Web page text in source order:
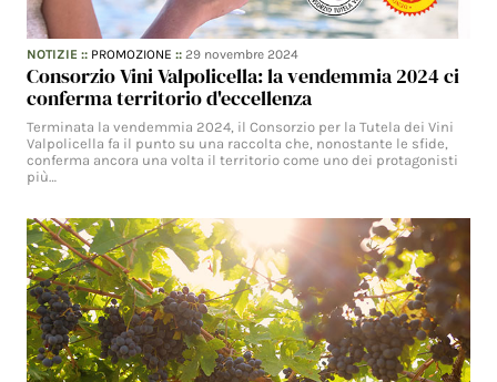
NOTIZIE :: PROMOZIONE ::29 novembre 2024
Consorzio Vini Valpolicella: la vendemmia 2024 ci
conferma territorio d'eccellenza
Terminata la vendemmia 2024, il Consorzio per la Tutela dei Vini
Valpolicella fa il punto su una raccolta che, nonostante le sfide,
conferma ancora una volta il territorio come uno dei protagonisti
più…